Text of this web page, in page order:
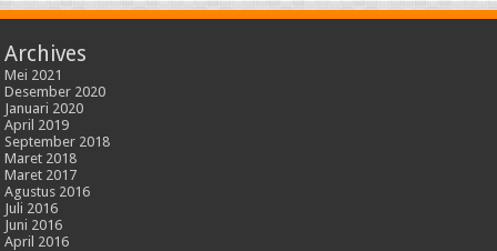
Archives
Mei 2021
Desember 2020
Januari 2020
April 2019
September 2018
Maret 2018
Maret 2017
Agustus 2016
Juli 2016
Juni 2016
April 2016